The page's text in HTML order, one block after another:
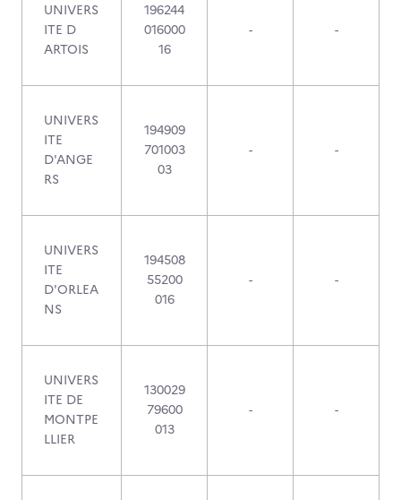
UNIVERS
ITE D
ARTOIS
196244
016000
16
- -
UNIVERS
ITE
D'ANGE
RS
194909
701003
03
- -
UNIVERS
ITE
D'ORLEA
NS
194508
55200
016
- -
UNIVERS
ITE DE
MONTPE
LLIER
130029
79600
013
- -